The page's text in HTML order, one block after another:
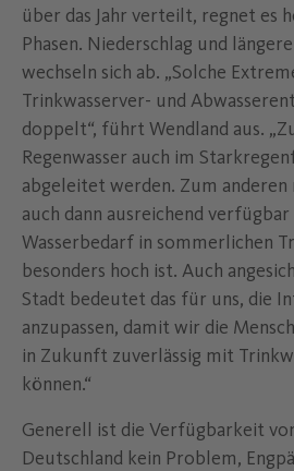
über das Jahr verteilt, regnet es
Phasen. Niederschlag und
wechseln sich ab. „Solche
Trinkwasserver- und
doppelt“, führt Wendland aus.
Regenwasser auch im
abgeleitet werden. Zum anderen
auch dann ausreichend
Wasserbedarf in sommerlichen
besonders hoch ist. Auch
Stadt bedeutet das für uns, die
anzupassen, damit wir die
in Zukunft zuverlässig mit
können.“
Generell ist die Verfügbarkeit
Deutschland kein Problem,